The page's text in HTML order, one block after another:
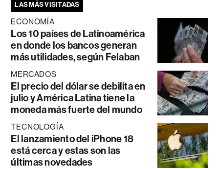
LAS MÁS VISITADAS
ECONOMÍA
Los 10 países de Latinoamérica
en donde los bancos generan
más utilidades, según Felaban
MERCADOS
El precio del dólar se debilita en
julio y América Latina tiene la
moneda más fuerte del mundo
TECNOLOGÍA
El lanzamiento del iPhone 18
está cerca y estas son las
últimas novedades